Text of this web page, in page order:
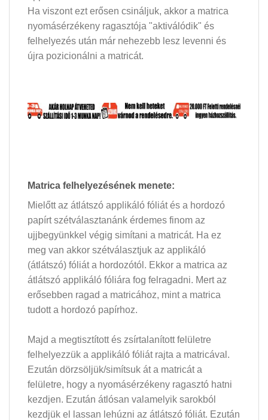
Ha viszont ezt erősen csináljuk, akkor a matrica
nyomásérzékeny ragasztója "aktiválódik" és
felhelyezés után már nehezebb lesz levenni és
újra pozicionálni a matricát.
Matrica felhelyezésének menete:
Mielőtt az átlátszó applikáló fóliát és a hordozó
papírt szétválasztanánk érdemes finom az
ujjbegyünkkel végig simítani a matricát. Ha ez
meg van akkor szétválasztjuk az applikáló
(átlátszó) fóliát a hordozótól. Ekkor a matrica az
átlátszó applikáló fóliára fog felragadni. Mert az
erősebben ragad a matricához, mint a matrica
tudott a hordozó papírhoz.
Majd a megtisztított és zsírtalanított felületre
felhelyezzük a applikáló fóliát rajta a matricával.
Ezután dörzsöljük/simítsuk át a matricát a
felületre, hogy a nyomásérzékeny ragasztó hatni
kezdjen. Ezután átlósan valamelyik sarokból
kezdjük el lassan lehúzni az átlátszó fóliát. Ezután